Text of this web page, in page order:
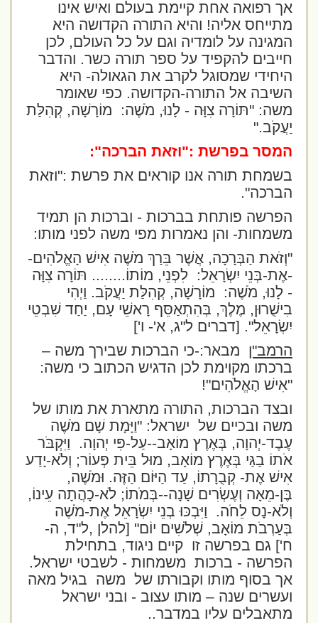
אך רפואה אחת קיימת בעולם ואיש אינו
מתייחס אליה! והיא התורה הקדושה היא
המגינה על לומדיה וגם על כל העולם, לכן
חייבים להקפיד על ספר תורה כשר. והדבר
היחידי שמסוגל לקרב את הגאולה- היא
השיבה אל התורה-הקדושה. כפי שאומר
משה:"תּוֹרָה צִוָּה - לָנוּ, מֹשֶׁה: מוֹרָשָׁה, קְהִלַּת
יַעֲקֹב."
המסר בפרשת :"וזאת הברכה":
בשמחת תורה אנו קוראים את פרשת :"וזאת
הברכה".
הפרשה פותחת בברכות - וברכות הן תמיד
משמחות- והן נאמרות מפי משה לפני מותו:
"וְזֹאת הַבְּרָכָה, אֲשֶׁר בֵּרַךְ מֹשֶׁה אִישׁ הָאֱלֹהִים-
-אֶת-בְּנֵי יִשְׂרָאֵל: לִפְנֵי, מוֹתוֹ........תּוֹרָה צִוָּה
- לָנוּ, מֹשֶׁה: מוֹרָשָׁה, קְהִלַּת יַעֲקֹב. וַיְהִי
בִישֻׁרוּן, מֶלֶךְ, בְּהִתְאַסֵּף רָאשֵׁי עָם, יַחַד שִׁבְטֵי
יִשְׂרָאֵל".[דברים ל"ג, א'- ו']
הרמב"ן מבאר:-כי הברכות שבירך משה –
ברכתו מקוימת לכן הדגיש הכתוב כי משה:
"אִישׁ הָאֱלֹהִים"!
ובצד הברכות, התורה מתארת את מותו של
משה ובכיים של ישראל:"וַיָּמָת שָׁם מֹשֶׁה
עֶבֶד-יְהוָה, בְּאֶרֶץ מוֹאָב--עַל-פִּי יְהוָה. וַיִּקְבֹּר
אֹתוֹ בַגַּי בְּאֶרֶץ מוֹאָב, מוּל בֵּית פְּעוֹר; וְלֹא-יָדַע
אִישׁ אֶת- קְבֻרָתוֹ, עַד הַיּוֹם הַזֶּה. וּמֹשֶׁה,
בֶּן-מֵאָה וְעֶשְׂרִים שָׁנָה--בְּמֹתוֹ; לֹא-כָהֲתָה עֵינוֹ,
וְלֹא-נָס לֵחֹה. וַיִּבְכּוּ בְנֵי יִשְׂרָאֵל אֶת-מֹשֶׁה
בְּעַרְבֹת מוֹאָב, שְׁלֹשִׁים יוֹם" [להלן ,ל"ד, ה-
ח'] גם בפרשה זו
קיים ניגוד, בתחילת
הפרשה - ברכות משמחות - לשבטי ישראל.
אך בסוף מותו וקבורתו של משה בגיל מאה
ועשרים שנה – מותו עצוב - ובני ישראל
מתאבלים עליו במדבר..